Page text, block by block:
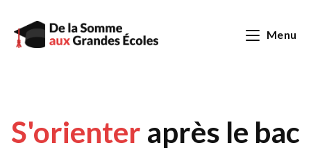
Menu
S'orienter après le bac